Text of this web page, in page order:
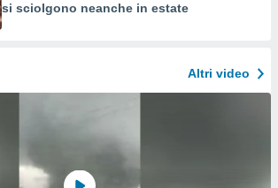
si sciolgono neanche in estate
Altri video